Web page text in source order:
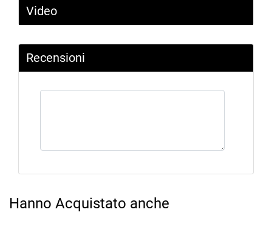
Video
Recensioni
Hanno Acquistato anche